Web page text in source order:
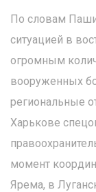
По словам
ситуацией в
огромным
вооруженных
региональные
Харькове
момент
Ярема, в